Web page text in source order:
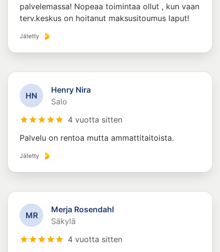
palvelemassa! Nopeaa toimintaa ollut , kun vaan
terv.keskus on hoitanut maksusitoumus laput!
Jätetty
HN
Henry Nira
Salo
4 vuotta sitten
Palvelu on rentoa mutta ammattitaitoista.
Jätetty
MR
Merja Rosendahl
Säkylä
4 vuotta sitten